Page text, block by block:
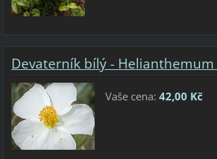
Devaterník bílý - Helianthemum
Vaše cena: 42,00 Kč